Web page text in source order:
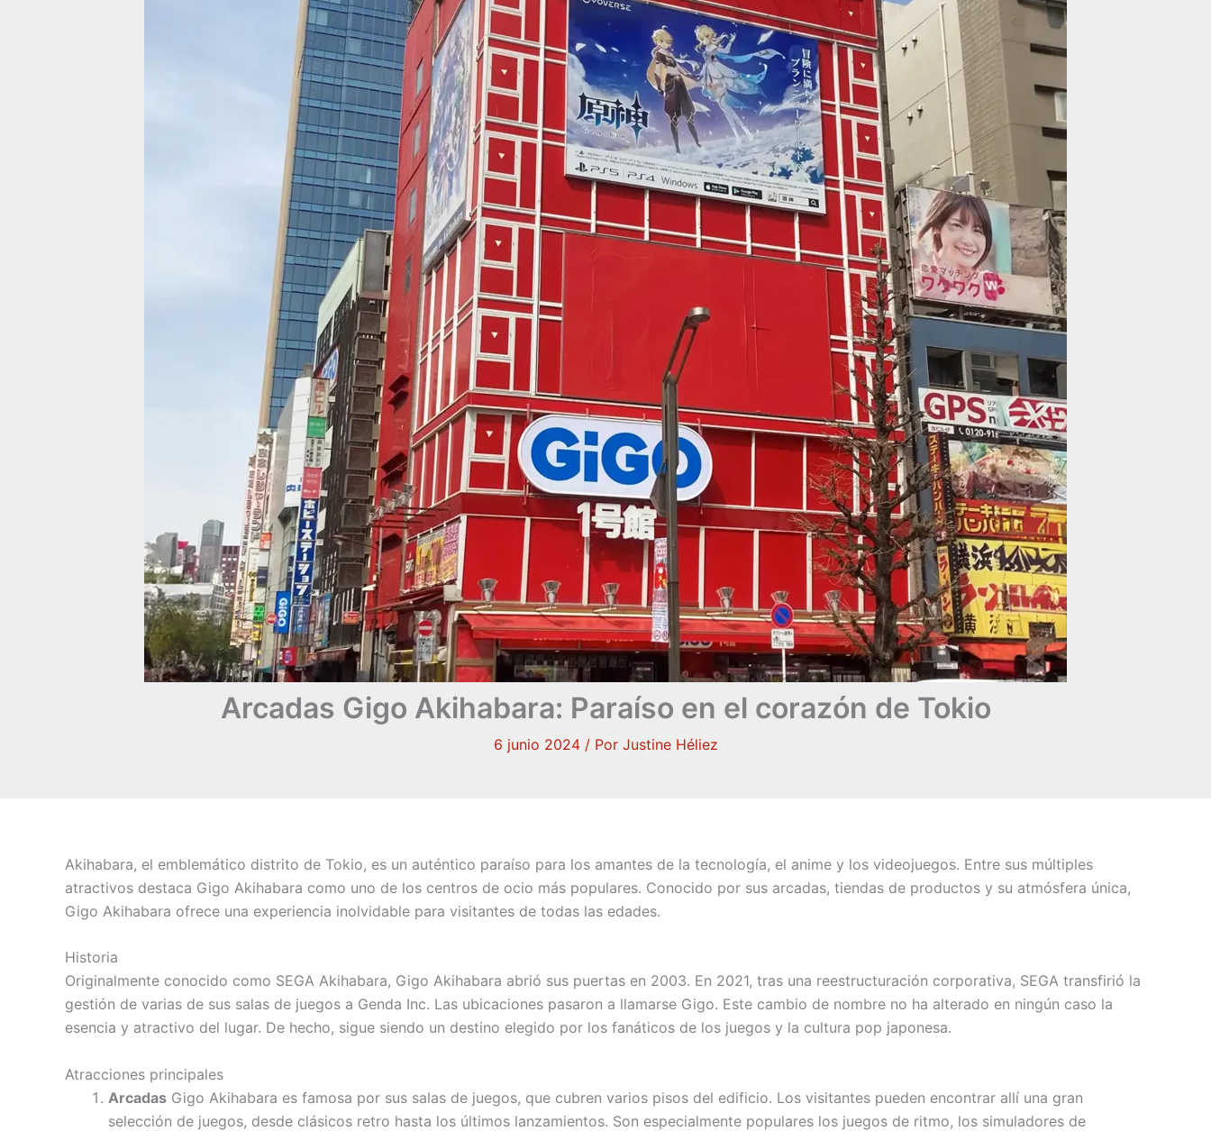
Arcadas Gigo Akihabara: Paraíso en el corazón de Tokio
6 junio 2024 / Por Justine Héliez
Akihabara, el emblemático distrito de Tokio, es un auténtico paraíso para los amantes de la tecnología, el anime y los videojuegos. Entre sus múltiples
atractivos destaca Gigo Akihabara como uno de los centros de ocio más populares. Conocido por sus arcadas, tiendas de productos y su atmósfera única,
Gigo Akihabara ofrece una experiencia inolvidable para visitantes de todas las edades.
Historia
Originalmente conocido como SEGA Akihabara, Gigo Akihabara abrió sus puertas en 2003. En 2021, tras una reestructuración corporativa, SEGA transfirió la
gestión de varias de sus salas de juegos a Genda Inc. Las ubicaciones pasaron a llamarse Gigo. Este cambio de nombre no ha alterado en ningún caso la
esencia y atractivo del lugar. De hecho, sigue siendo un destino elegido por los fanáticos de los juegos y la cultura pop japonesa.
Atracciones principales
Arcadas Gigo Akihabara es famosa por sus salas de juegos, que cubren varios pisos del edificio. Los visitantes pueden encontrar allí una gran
selección de juegos, desde clásicos retro hasta los últimos lanzamientos. Son especialmente populares los juegos de ritmo, los simuladores de